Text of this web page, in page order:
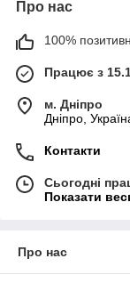
Про нас
100%
Працює з
м. Дніпро
Дніпро,
Контакти
Сьогодні
Показати
Про нас